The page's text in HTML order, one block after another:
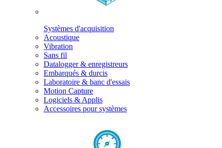
Systèmes d'acquisition
Acoustique
Vibration
Sans fil
Datalogger & enregistreurs
Embarqués & durcis
Laboratoire & banc d'essais
Motion Capture
Logiciels & Applis
Accessoires pour systèmes